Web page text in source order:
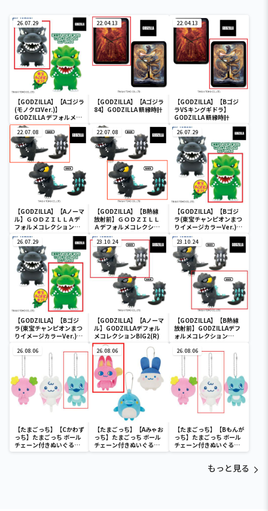
26.07.29
【GODZILLA】【Aゴジラ
(モノクロVer.)】
GODZILLA デフォルメコ
レクション BIG(ゴジラ)
(レトロカラーエディショ
ン)
22.04.13
【GODZILLA】【Aゴジラ
84】GODZILLA 額縁時計
22.04.13
【GODZILLA】【Bゴジ
ラVSキングギドラ】
GODZILLA 額縁時計
22.07.08
【GODZILLA】【Aノーマ
ル】ＧＯＤＺＩＬＬＡデ
フォルメコレクションＢ
ＩＧ２
22.07.08
【GODZILLA】【B熱線
放射前】ＧＯＤＺＩＬＬ
Ａデフォルメコレクショ
ンＢＩＧ２
26.07.29
【GODZILLA】【Bゴジ
ラ(東宝チャンピオンまつ
りイメージカラーVer.)】
GODZILLA デフォルメコ
レクション BIG(ゴジラ)
(レトロカラーエディショ
ン)
26.07.29
【GODZILLA】【Bゴジ
ラ(東宝チャンピオンまつ
りイメージカラーVer.)】
レクション BIG(ゴジラ)
(レトロカラーエディショ
ン)
23.10.24
【GODZILLA】【Aノーマ
ル】GODZILLAデフォル
メコレクションBIG2(R)
23.10.24
【GODZILLA】【B熱線
放射前】GODZILLAデフ
ォルメコレクション
26.08.06
【たまごっち】【Cかわず
っち】たまごっち ボール
チェーン付きぬいぐるみ
～Tamagotchi
26.08.06
【たまごっち】【Aみゃお
っち】たまごっち ボール
チェーン付きぬいぐるみ
～Tamagotchi
26.08.06
【たまごっち】【Bもんが
っち】たまごっち ボール
チェーン付きぬいぐるみ
～Tamagotchi
もっと見る